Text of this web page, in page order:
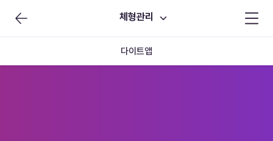
체형관리
다이트앱